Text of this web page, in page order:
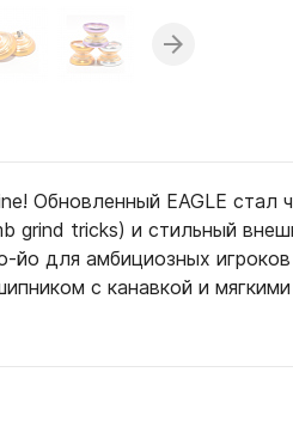
Обновленный EAGLE стал
grind tricks) и стильный
для амбициозных игроков
с канавкой и